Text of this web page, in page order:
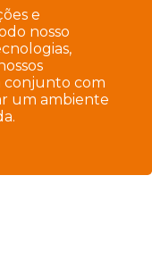
e
nosso
conjunto com
um ambiente